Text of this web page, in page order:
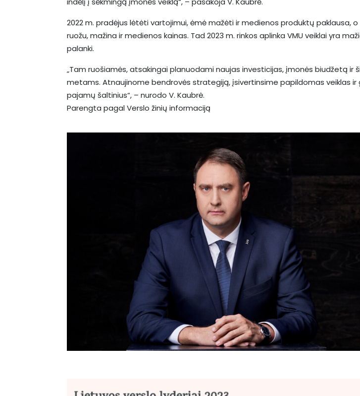
2022 m. pradėjus lėtėti vartojimui, ėmė mažėti ir medienos produktų paklausa,
ruožu, mažina ir medienos kainas. Tad 2023 m. rinkos aplinka VMU veiklai yra
palanki.
„Tam ruošiamės, atsakingai planuodami naujas investicijas, įmonės biudžetą ir
metams. Atnaujinome bendrovės strategiją, įsivertinsime papildomas veiklas ir
pajamų šaltinius“, – nurodo V. Kaubrė.
Parengta pagal Verslo žinių informaciją